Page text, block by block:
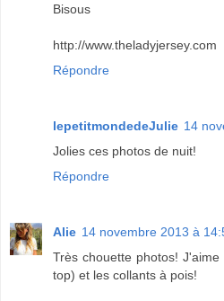
Bisous
http://www.theladyjersey.com
Répondre
lepetitmondedeJulie 14
Jolies ces photos de nuit!
Répondre
Alie 14 novembre 2013 à
Très chouette photos!
top) et les collants à pois!